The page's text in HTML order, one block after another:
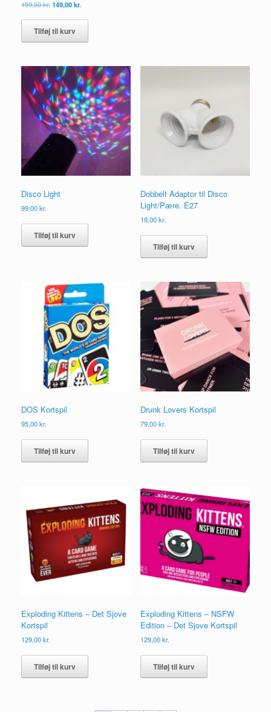
159,00kr.Den
pris
var:
159,00 kr..
149,00kr.
pris
149,00 kr..
Tilføj til kurv
Disco Light
99,00kr.
Tilføj til kurv
Dobbelt Adaptor til Disco
Light/Pære. E27
19,00kr.
Tilføj til kurv
DOS Kortspil
95,00kr.
Tilføj til kurv
Drunk Lovers Kortspil
79,00kr.
Tilføj til kurv
Exploding Kittens – Det Sjove
Kortspil
129,00kr.
Tilføj til kurv
Exploding Kittens – NSFW
Edition – Det Sjove Kortspil
129,00kr.
Tilføj til kurv